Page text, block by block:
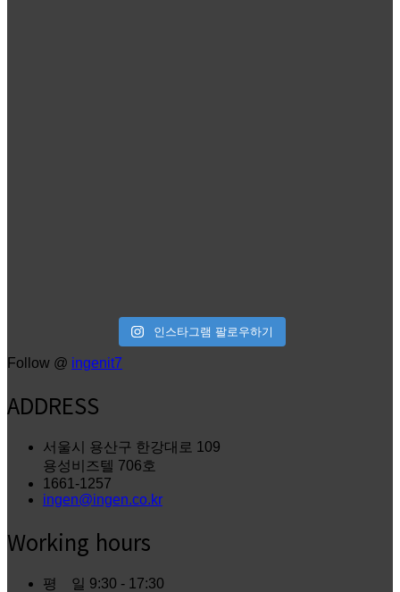
인스타그램 팔로우하기
Follow @ ingenit7
ADDRESS
서울시 용산구 한강대로 109
용성비즈텔 706호
1661-1257
ingen@ingen.co.kr
Working hours
평 일 9:30 - 17:30